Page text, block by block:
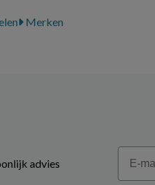
Merken
advies
Email